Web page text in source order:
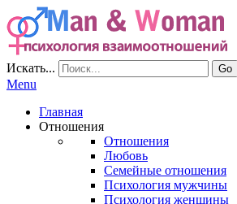
Искать... Go
Menu
Главная
Отношения
Отношения
Любовь
Семейные отношения
Психология мужчины
Психология женщины